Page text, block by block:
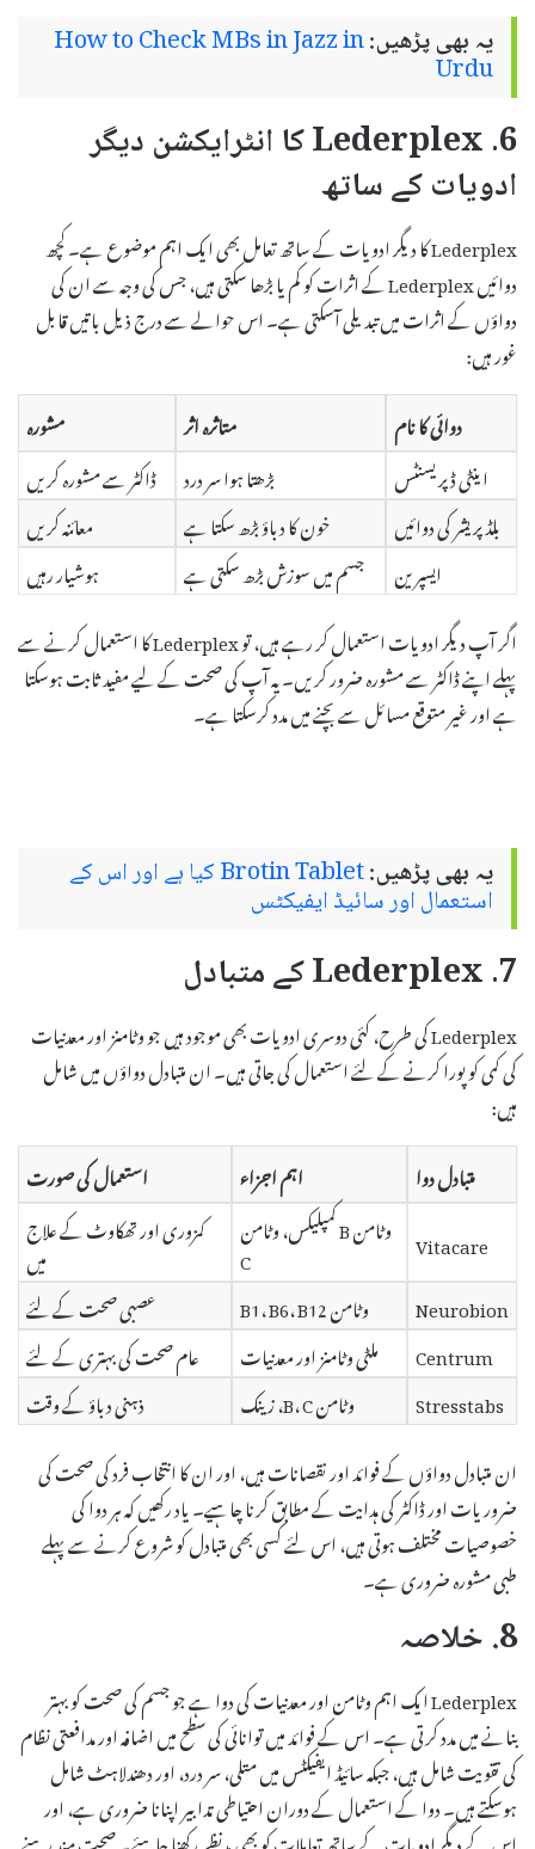
یہ بھی پڑھیں:How to Check MBs in Jazz in
Urdu
6. Lederplex کا انٹرایکشن دیگر
ادویات کے ساتھ
Lederplex کا دیگر ادویات کے ساتھ تعامل بھی ایک اہم موضوع ہے۔ کچھ
دوائیں Lederplex کے اثرات کو کم یا بڑھا سکتی ہیں، جس کی وجہ سے ان کی
دواؤں کے اثرات میں تبدیلی آسکتی ہے۔ اس حوالے سے درج ذیل باتیں قابل
غور ہیں:
دوائی کا نام
متاثرہ اثر
مشورہ
اینٹی ڈپریسنٹس
بڑھتا ہوا سر درد
ڈاکٹر سے مشورہ کریں
بلڈ پریشر کی دوائیں
خون کا دباؤ بڑھ سکتا ہے
معائنہ کریں
ایسپرین
جسم میں سوزش بڑھ سکتی ہے
ہوشیار رہیں
اگر آپ دیگر ادویات استعمال کر رہے ہیں، تو Lederplex کا استعمال کرنے سے
پہلے اپنے ڈاکٹر سے مشورہ ضرور کریں۔ یہ آپ کی صحت کے لیے مفید ثابت ہوسکتا
ہے اور غیر متوقع مسائل سے بچنے میں مدد کرسکتا ہے۔
یہ بھی پڑھیں: Brotin Tablet کیا ہے اور اس کے
استعمال اور سائیڈ ایفیکٹس
7. Lederplex کے متبادل
Lederplex کی طرح، کئی دوسری ادویات بھی موجود ہیں جو وٹامنز اور معدنیات
کی کمی کو پورا کرنے کے لئے استعمال کی جاتی ہیں۔ ان متبادل دواؤں میں شامل
ہیں:
متبادل دوا
اہم اجزاء
استعمال کی صورت
Vitacare
وٹامن B کمپلیکس، وٹامن
C
کمزوری اور تھکاوٹ کے علاج
میں
Neurobion
وٹامن B1، B6، B12
عصبی صحت کے لئے
Centrum
ملٹی وٹامنز اور معدنیات
عام صحت کی بہتری کے لئے
Stresstabs
وٹامن B، C، زینک
ذہنی دباؤ کے وقت
ان متبادل دواؤں کے فوائد اور نقصانات ہیں، اور ان کا انتخاب فرد کی صحت کی
ضروریات اور ڈاکٹر کی ہدایت کے مطابق کرنا چاہیے۔ یاد رکھیں کہ ہر دوا کی
خصوصیات مختلف ہوتی ہیں، اس لئے کسی بھی متبادل کو شروع کرنے سے پہلے
طبی مشورہ ضروری ہے۔
8. خلاصہ
Lederplex ایک اہم وٹامن اور معدنیات کی دوا ہے جو جسم کی صحت کو بہتر
بنانے میں مدد کرتی ہے۔ اس کے فوائد میں توانائی کی سطح میں اضافہ اور مدافعتی نظام
کی تقویت شامل ہیں، جبکہ سائیڈ ایفیکٹس میں متلی، سر درد، اور دھندلاہٹ شامل
ہوسکتے ہیں۔ دوا کے استعمال کے دوران احتیاطی تدابیر اپنانا ضروری ہے، اور